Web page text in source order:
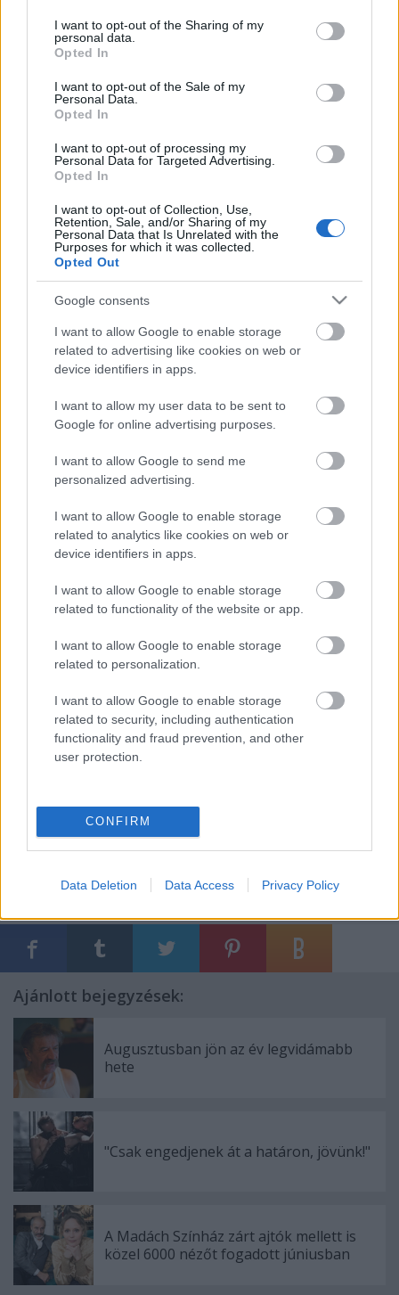
not limited to your visit or usage behaviour. You may click to
grant or deny consent to Google and its third-party tags to
use your data for below specified purposes in below Google
consent section.
I want to opt-out of the Sharing of my
personal data.
Opted In
I want to opt-out of the Sale of my
Personal Data.
Opted In
I want to opt-out of processing my
Personal Data for Targeted Advertising.
Opted In
I want to opt-out of Collection, Use,
Retention, Sale, and/or Sharing of my
Personal Data that Is Unrelated with the
Purposes for which it was collected.
Opted Out
Google consents
I want to allow Google to enable storage
related to advertising like cookies on web or
device identifiers in apps.
I want to allow my user data to be sent to
Google for online advertising purposes.
I want to allow Google to send me
personalized advertising.
I want to allow Google to enable storage
related to analytics like cookies on web or
device identifiers in apps.
I want to allow Google to enable storage
related to functionality of the website or app.
I want to allow Google to enable storage
related to personalization.
I want to allow Google to enable storage
related to security, including authentication
functionality and fraud prevention, and other
user protection.
CONFIRM
Data Deletion Data Access Privacy Policy
Tomorrow" című dalt 17 éves korában írta, ő volt az
első énekesnő, akinek lemeze, több mint tízmillió
15 hétig vezette az amerikai összesített slágerlistát.
Több Grammy-díjat szerzett 1972-ben. Carole Kinget
rengeteg díjjal jutalamzták, tagja a Dalszerző
Hírességek Csarrnokának, 1990-ben pedig a Rock
and Roll Hall of Fame-be is bekerült. Kedvenc
sorozatában, a Szívek Szállodájában vállalt egy apró
szerepet, ő alakította a Stars Hollow lemezbolt
tulajdonosát.
Önéletrajzi könyve, az A Natural Woman: A Memoir
az amerikai bestseller listák élre került 2012-ben. A
November 21-i előbemutató után pedig jövő
tavasszal debütál a Beautiful: The Carole King
Forrás: grammy.com, caroleking.com
Ajánlott bejegyzések:
Augusztusban jön az év legvidámabb
hete
"Csak engedjenek át a határon, jövünk!"
A Madách Színház zárt ajtók mellett is
közel 6000 nézőt fogadott júniusban